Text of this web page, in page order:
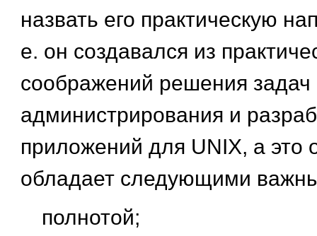
назвать его практическую
е. он создавался из
соображений решения задач
администрирования и
приложений для UNIX, а это
обладает следующими
полнотой;